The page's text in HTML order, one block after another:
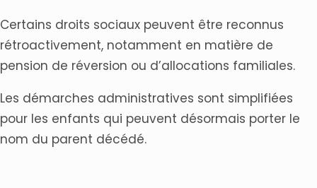
Certains droits sociaux peuvent être reconnus
rétroactivement, notamment en matière de
pension de réversion ou d’allocations familiales.
Les démarches administratives sont simplifiées
pour les enfants qui peuvent désormais porter le
nom du parent décédé.